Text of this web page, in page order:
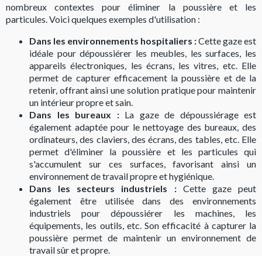
nombreux contextes pour éliminer la poussière et les
particules. Voici quelques exemples d'utilisation :
Dans les environnements hospitaliers :Cette gaze est
idéale pour dépoussiérer les meubles, les surfaces, les
appareils électroniques, les écrans, les vitres, etc. Elle
permet de capturer efficacement la poussière et de la
retenir, offrant ainsi une solution pratique pour maintenir
un intérieur propre et sain.
Dans les bureaux :La gaze de dépoussiérage est
également adaptée pour le nettoyage des bureaux, des
ordinateurs, des claviers, des écrans, des tables, etc. Elle
permet d'éliminer la poussière et les particules qui
s'accumulent sur ces surfaces, favorisant ainsi un
environnement de travail propre et hygiénique.
Dans les secteurs industriels :Cette gaze peut
également être utilisée dans des environnements
industriels pour dépoussiérer les machines, les
équipements, les outils, etc. Son efficacité à capturer la
poussière permet de maintenir un environnement de
travail sûr et propre.